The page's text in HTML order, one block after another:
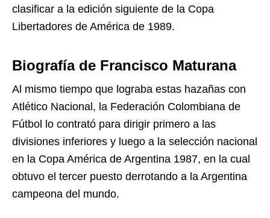
clasificar a la edición siguiente de la Copa
Libertadores de América de 1989.
Biografía de Francisco Maturana
Al mismo tiempo que lograba estas hazañas con
Atlético Nacional, la Federación Colombiana de
Fútbol lo contrató para dirigir primero a las
divisiones inferiores y luego a la selección nacional
en la Copa América de Argentina 1987, en la cual
obtuvo el tercer puesto derrotando a la Argentina
campeona del mundo.